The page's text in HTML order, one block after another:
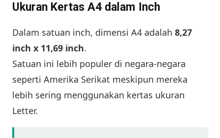
Ukuran Kertas A4 dalam Inch
Dalam satuan inch, dimensi A4 adalah 8,27
inch x 11,69 inch.
Satuan ini lebih populer di negara-negara
seperti Amerika Serikat meskipun mereka
lebih sering menggunakan kertas ukuran
Letter.